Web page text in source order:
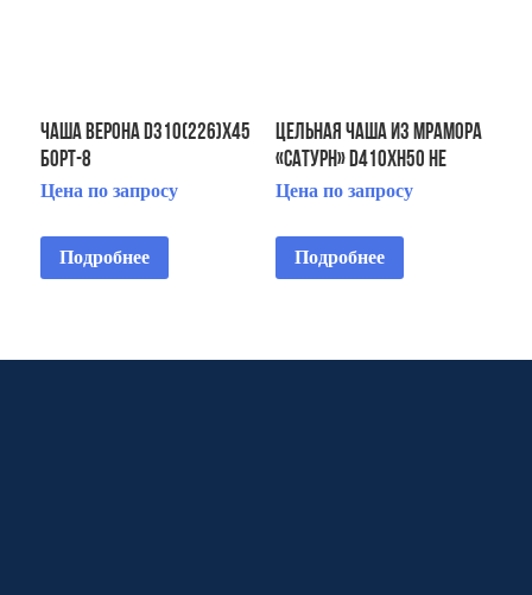
ЧАША Верона D310(226)х45
Борт-8
Цена по запросу
Подробнее
Цельная чаша из мрамора
«Сатурн» D410хH50 не
требует монтажа
Цена по запросу
Подробнее